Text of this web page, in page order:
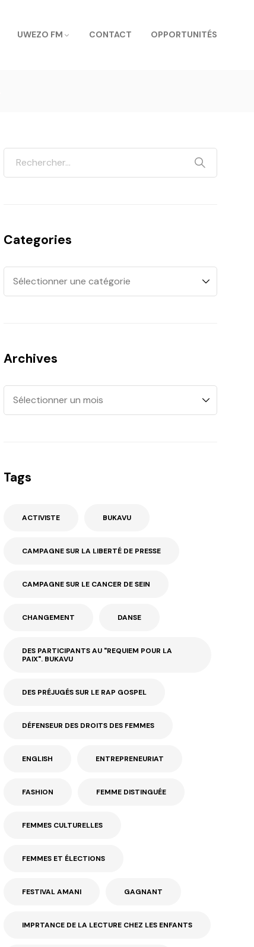
UWEZO FM CONTACT OPPORTUNITÉS
Categories
Archives
Tags
ACTIVISTE BUKAVU
CAMPAGNE SUR LA LIBERTÉ DE PRESSE
CAMPAGNE SUR LE CANCER DE SEIN
CHANGEMENT DANSE
DES PARTICIPANTS AU "REQUIEM POUR LA
PAIX". BUKAVU
DES PRÉJUGÉS SUR LE RAP GOSPEL
DÉFENSEUR DES DROITS DES FEMMES
ENGLISH ENTREPRENEURIAT
FASHION FEMME DISTINGUÉE
FEMMES CULTURELLES
FEMMES ET ÉLECTIONS
FESTIVAL AMANI GAGNANT
IMPRTANCE DE LA LECTURE CHEZ LES ENFANTS